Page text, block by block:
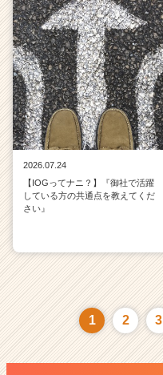
2026.07.24
【IOGってナニ？】『御社で活躍
している方の共通点を教えてくだ
さい』
1 2 3